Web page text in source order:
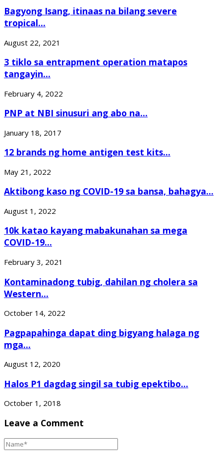
Bagyong Isang, itinaas na bilang severe
tropical...
August 22, 2021
3 tiklo sa entrapment operation matapos
tangayin...
February 4, 2022
PNP at NBI sinusuri ang abo na...
January 18, 2017
12 brands ng home antigen test kits...
May 21, 2022
Aktibong kaso ng COVID-19 sa bansa, bahagya...
August 1, 2022
10k katao kayang mabakunahan sa mega
COVID-19...
February 3, 2021
Kontaminadong tubig, dahilan ng cholera sa
Western...
October 14, 2022
Pagpapahinga dapat ding bigyang halaga ng
mga...
August 12, 2020
Halos P1 dagdag singil sa tubig epektibo...
October 1, 2018
Leave a Comment